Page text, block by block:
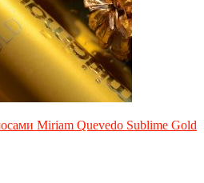
Miriam Quevedo Sublime Gold